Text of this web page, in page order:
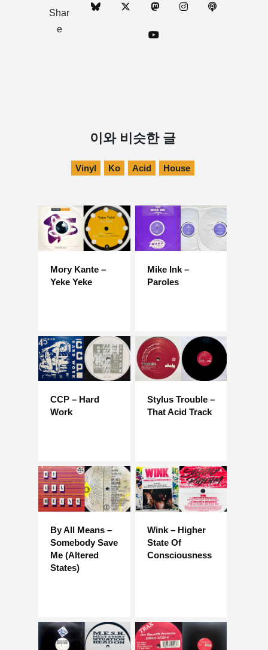
Shar
e
이와 비슷한 글
Vinyl Ko Acid House
Mory Kante –
Yeke Yeke
Mike Ink –
Paroles
CCP – Hard
Work
Stylus Trouble –
That Acid Track
By All Means –
Somebody Save
Me (Altered
States)
Wink – Higher
State Of
Consciousness